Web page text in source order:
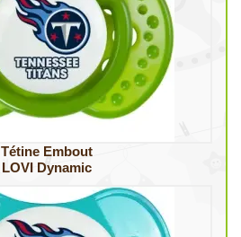
Tétine Embout
LOVI Dynamic